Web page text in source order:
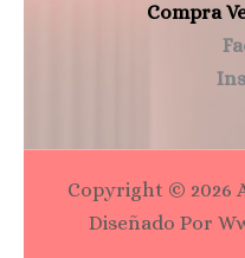
Compra
Copyright © 2026
Diseñado Por